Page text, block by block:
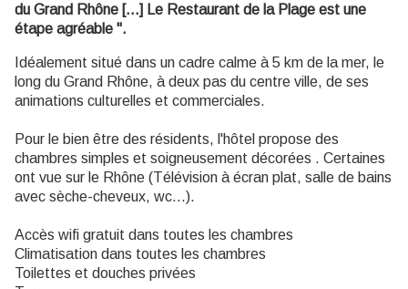
du Grand Rhône [...] Le Restaurant de la Plage est une
étape agréable ".
Idéalement situé dans un cadre calme à 5 km de la mer, le
long du Grand Rhône, à deux pas du centre ville, de ses
animations culturelles et commerciales.
Pour le bien être des résidents, l'hôtel propose des
chambres simples et soigneusement décorées . Certaines
ont vue sur le Rhône (Télévision à écran plat, salle de bains
avec sèche-cheveux, wc...).
Accès wifi gratuit dans toutes les chambres
Climatisation dans toutes les chambres
Toilettes et douches privées